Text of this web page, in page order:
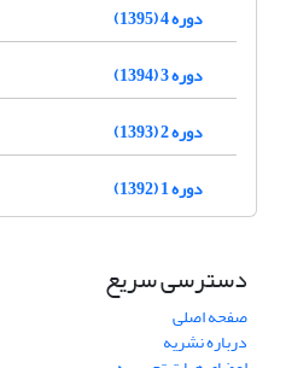
دوره 4 (1395)
دوره 3 (1394)
دوره 2 (1393)
دوره 1 (1392)
دسترسی سریع
صفحه اصلی
درباره نشریه